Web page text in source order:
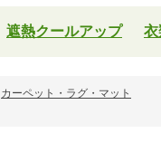
遮熱クールアップ 衣
カーペット・ラグ・マット